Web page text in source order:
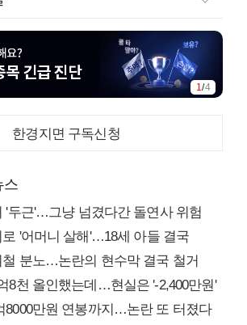
1/4
한경지면 구독신청
스
'두근'…그냥 넘겼다간 돌연사 위험
'어머니 살해'…18세 아들 결국
철 분노…논란의 현수막 결국 철거
8천 올인했는데…현실은 '-2,400만원'
8000만원 연봉까지…논란 또 터졌다